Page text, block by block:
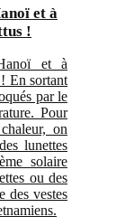
et à
!
et à
En sortant
par le
Pour
on
lunettes
solaire
ou des
des vestes